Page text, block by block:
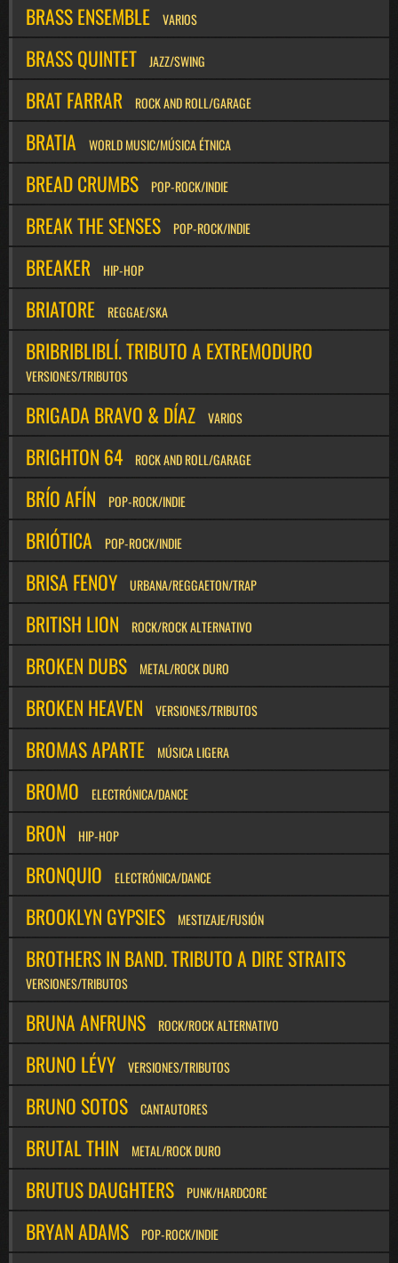
BRASS ENSEMBLE VARIOS
BRASS QUINTET JAZZ/SWING
BRAT FARRAR ROCK AND ROLL/GARAGE
BRATIA WORLD MUSIC/MÚSICA ÉTNICA
BREAD CRUMBS POP-ROCK/INDIE
BREAK THE SENSES POP-ROCK/INDIE
BREAKER HIP-HOP
BRIATORE REGGAE/SKA
BRIBRIBLIBLÍ. TRIBUTO A EXTREMODURO
VERSIONES/TRIBUTOS
BRIGADA BRAVO & DÍAZ VARIOS
BRIGHTON 64 ROCK AND ROLL/GARAGE
BRÍO AFÍN POP-ROCK/INDIE
BRIÓTICA POP-ROCK/INDIE
BRISA FENOY URBANA/REGGAETON/TRAP
BRITISH LION ROCK/ROCK ALTERNATIVO
BROKEN DUBS METAL/ROCK DURO
BROKEN HEAVEN VERSIONES/TRIBUTOS
BROMAS APARTE MÚSICA LIGERA
BROMO ELECTRÓNICA/DANCE
BRON HIP-HOP
BRONQUIO ELECTRÓNICA/DANCE
BROOKLYN GYPSIES MESTIZAJE/FUSIÓN
BROTHERS IN BAND. TRIBUTO A DIRE STRAITS
VERSIONES/TRIBUTOS
BRUNA ANFRUNS ROCK/ROCK ALTERNATIVO
BRUNO LÉVY VERSIONES/TRIBUTOS
BRUNO SOTOS CANTAUTORES
BRUTAL THIN METAL/ROCK DURO
BRUTUS DAUGHTERS PUNK/HARDCORE
BRYAN ADAMS POP-ROCK/INDIE